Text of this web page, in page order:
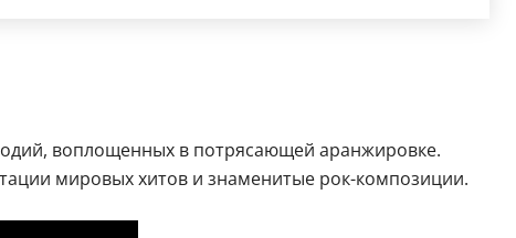
воплощенных в потрясающей аранжировке.
мировых хитов и знаменитые рок-композиции.